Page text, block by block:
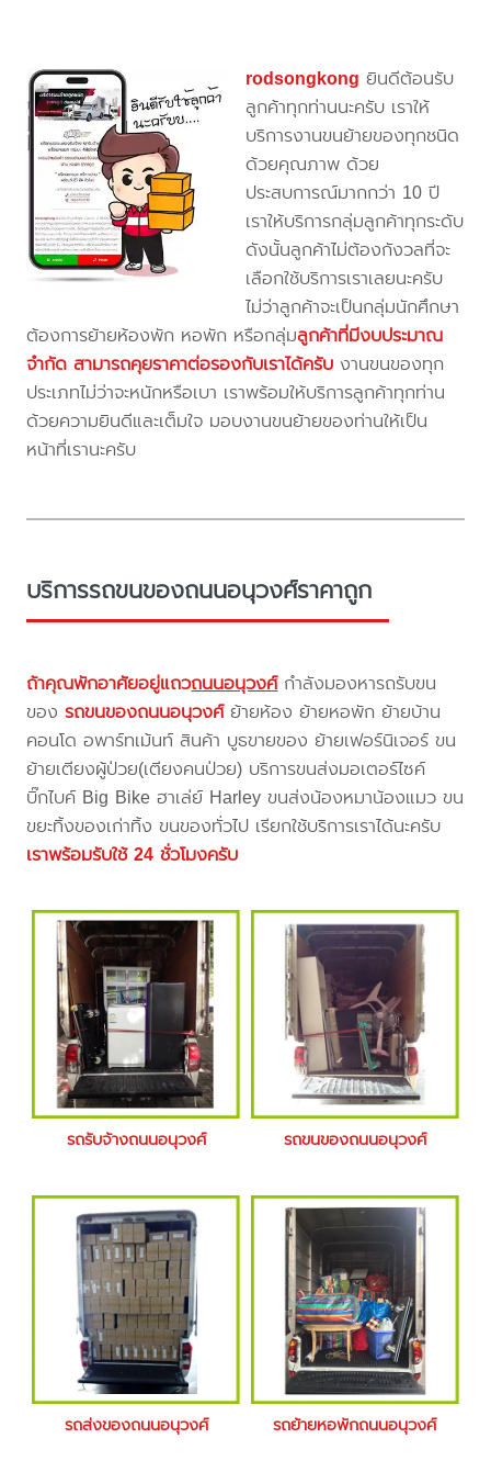
rodsongkong ยินดีต้อนรับ
ลูกค้าทุกท่านนะครับ เราให้
บริการงานขนย้ายของทุกชนิด
ด้วยคุณภาพ ด้วย
ประสบการณ์มากกว่า 10 ปี
เราให้บริการกลุ่มลูกค้าทุกระดับ
ดังนั้นลูกค้าไม่ต้องกังวลที่จะ
เลือกใช้บริการเราเลยนะครับ
ไม่ว่าลูกค้าจะเป็นกลุ่มนักศึกษา
ต้องการย้ายห้องพัก หอพัก หรือกลุ่มลูกค้าที่มีงบประมาณ
จำกัด สามารถคุยราคาต่อรองกับเราได้ครับ งานขนของทุก
ประเภทไม่ว่าจะหนักหรือเบา เราพร้อมให้บริการลูกค้าทุกท่าน
ด้วยความยินดีและเต็มใจ มอบงานขนย้ายของท่านให้เป็น
หน้าที่เรานะครับ
บริการรถขนของถนนอนุวงศ์ราคาถูก
ถ้าคุณพักอาศัยอยู่แถวถนนอนุวงศ์กำลังมองหารถรับขน
ของรถขนของถนนอนุวงศ์ย้ายห้อง ย้ายหอพัก ย้ายบ้าน
คอนโด อพาร์ทเม้นท์ สินค้า บูธขายของ ย้ายเฟอร์นิเจอร์ ขน
ย้ายเตียงผู้ป่วย(เตียงคนป่วย) บริการขนส่งมอเตอร์ไซค์
บิ๊กไบค์ Big Bike ฮาเล่ย์ Harley ขนส่งน้องหมาน้องแมว ขน
ขยะทิ้งของเก่าทิ้ง ขนของทั่วไป เรียกใช้บริการเราได้นะครับ
เราพร้อมรับใช้ 24 ชั่วโมงครับ
รถรับจ้างถนนอนุวงศ์ รถขนของถนนอนุวงศ์
รถส่งของถนนอนุวงศ์ รถย้ายหอพักถนนอนุวงศ์